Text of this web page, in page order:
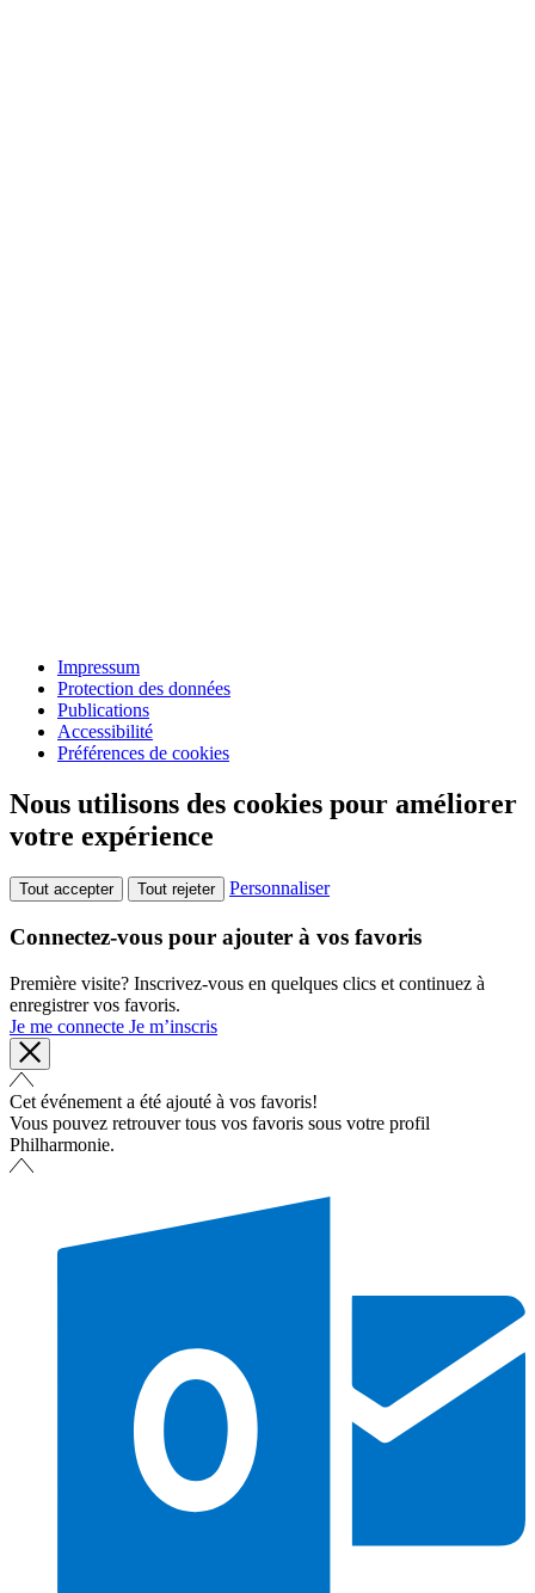
Impressum
Protection des données
Publications
Accessibilité
Préférences de cookies
Nous utilisons des cookies pour améliorer
votre expérience
Tout accepter Tout rejeter Personnaliser
Connectez-vous pour ajouter à vos favoris
Première visite? Inscrivez-vous en quelques clics et continuez à
enregistrer vos favoris.
Je me connecte Je m’inscris
Cet événement a été ajouté à vos favoris!
Vous pouvez retrouver tous vos favoris sous votre profil
Philharmonie.